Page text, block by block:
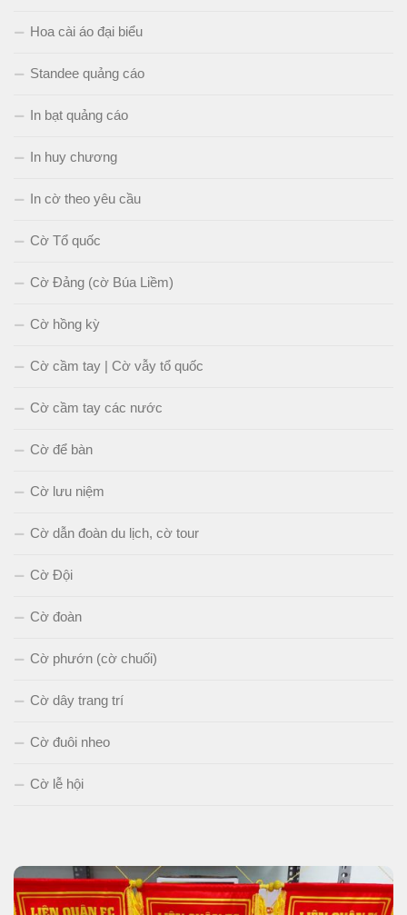
Hoa cài áo đại biểu
Standee quảng cáo
In bạt quảng cáo
In huy chương
In cờ theo yêu cầu
Cờ Tổ quốc
Cờ Đảng (cờ Búa Liềm)
Cờ hồng kỳ
Cờ cầm tay | Cờ vẫy tổ quốc
Cờ cầm tay các nước
Cờ để bàn
Cờ lưu niệm
Cờ dẫn đoàn du lịch, cờ tour
Cờ Đội
Cờ đoàn
Cờ phướn (cờ chuối)
Cờ dây trang trí
Cờ đuôi nheo
Cờ lễ hội